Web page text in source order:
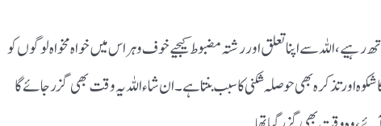
اللہ سے اپنا تعلق اور رشتہ مضبوط کیجیے خوف و ہراس میں خواہ مخواہ لوگوں کو
شکوہ اور تذکرہ بھی حوصلہ شکنی کا سبب بنتا ہے ۔ ان شاءاللہ یہ وقت بھی گزر جائے گا